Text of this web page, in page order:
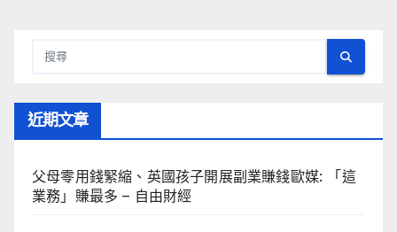
近期文章
父母零用錢緊縮、英國孩子開展副業賺錢歐媒: 「這
業務」賺最多 – 自由財經